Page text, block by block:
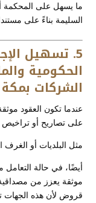
ما يسهل على المحكمة
السليمة بناءً على
5. تسهيل
الحكومية
الشركات بمكة
عندما تكون العقود
على تصاريح أو
مثل البلديات أو الغرف
أيضًا، في حالة التعامل
موثقة يعزز من
قروض لأن هذه الجهات